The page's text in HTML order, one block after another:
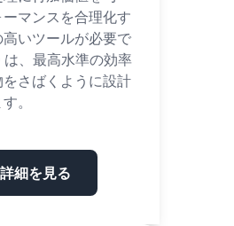
ーマンスを合理化す
高いツールが必要で
は、最高水準の効率
さばくように設計
。
詳細を見る